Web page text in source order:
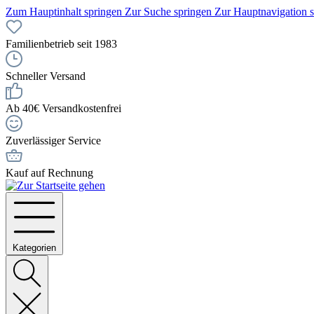
Zum Hauptinhalt springen Zur Suche springen Zur Hauptnavigation
Familienbetrieb seit 1983
Schneller Versand
Ab 40€ Versandkostenfrei
Zuverlässiger Service
Kauf auf Rechnung
Kategorien